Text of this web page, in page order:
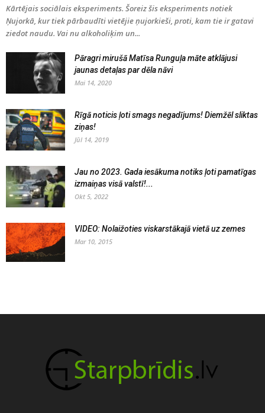
Kārtējais sociālais eksperiments. Šoreiz šis eksperiments notiek
Ņujorkā, kur tiek pārbaudīti vietējie ņujorkieši, proti, kam tie ir gatavi
ziedot naudu. Vai nu alkoholiķim un...
Pāragri mirušā Matīsa Runguļa māte atklājusi
jaunas detaļas par dēla nāvi
Mai 14, 2020
Rīgā noticis ļoti smags negadījums! Diemžēl sliktas
ziņas!
Jūl 14, 2019
Jau no 2023. Gada iesākuma notiks ļoti pamatīgas
izmaiņas visā valstī!...
Okt 5, 2022
VIDEO: Nolaižoties viskarstākajā vietā uz zemes
Mar 10, 2015